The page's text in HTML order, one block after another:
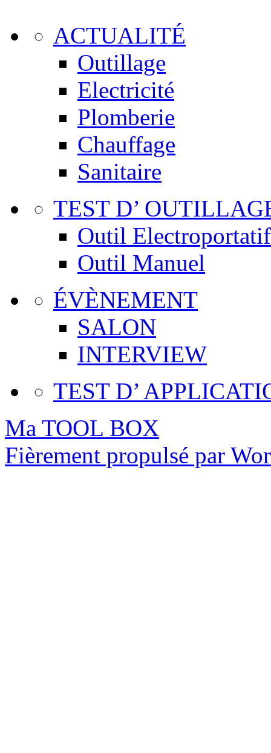
ACTUALITÉ
Outillage
Electricité
Plomberie
Chauffage
Sanitaire
TEST D’
Outil Electroportatif
Outil Manuel
ÉVÈNEMENT
SALON
INTERVIEW
TEST D’
Ma TOOL BOX
Fièrement propulsé par